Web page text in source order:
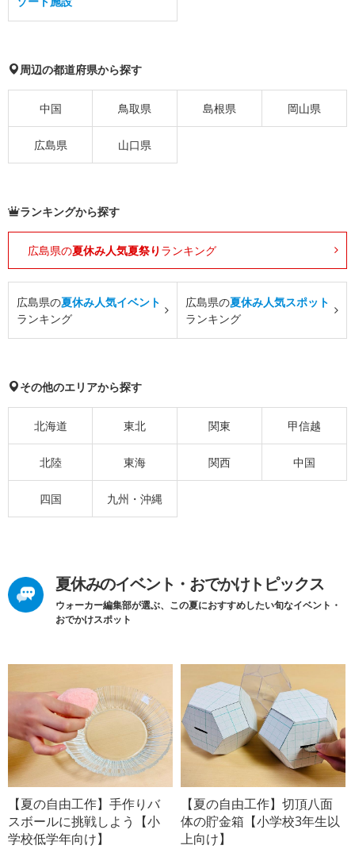
周辺の都道府県から探す
中国 鳥取県 島根県 岡山県
広島県 山口県
ランキングから探す
広島県の夏休み人気夏祭り ランキング
広島県の夏休み人気イベント
ランキング
広島県の夏休み人気スポット
ランキング
その他のエリアから探す
北海道 東北 関東 甲信越
北陸 東海 関西 中国
四国 九州・沖縄
夏休みのイベント・おでかけトピックス
ウォーカー編集部が選ぶ、この夏におすすめしたい旬なイベント・
おでかけスポット
【夏の自由工作】手作りバ
スボールに挑戦しよう【小
学校低学年向け】
【夏の自由工作】切頂八面
体の貯金箱【小学校3年生以
上向け】